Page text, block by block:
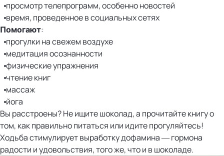
просмотр телепрограмм, особенно новостей
время, проведенное в социальных сетях
Помогают:
прогулки на свежем воздухе
медитация осознанности
физические упражнения
чтение книг
массаж
йога
Вы расстроены? Не ищите шоколад, а прочитайте книгу о
том, как правильно питаться или идите прогуляйтесь!
Ходьба стимулирует выработку дофамина — гормона
радости и удовольствия, того же, что и в шоколаде.